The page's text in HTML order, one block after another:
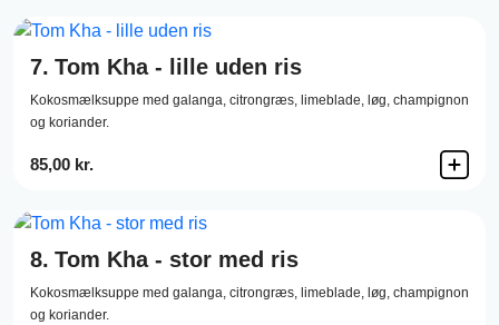
7. Tom Kha - lille uden ris
Kokosmælksuppe med galanga, citrongræs, limeblade, løg, champignon
og koriander.
85,00 kr.
8. Tom Kha - stor med ris
Kokosmælksuppe med galanga, citrongræs, limeblade, løg, champignon
og koriander.